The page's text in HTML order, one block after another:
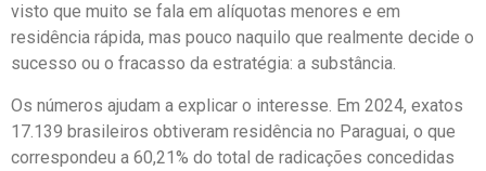
visto que muito se fala em alíquotas menores e em
residência rápida, mas pouco naquilo que realmente decide o
sucesso ou o fracasso da estratégia: a substância.
Os números ajudam a explicar o interesse. Em 2024, exatos
17.139 brasileiros obtiveram residência no Paraguai, o que
correspondeu a 60,21% do total de radicações concedidas